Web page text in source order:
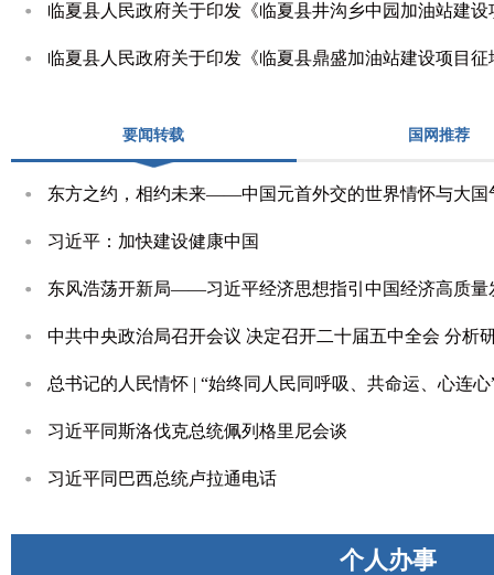
临夏县人民政府关于印发《临夏县井沟乡中园加油站建
临夏县人民政府关于印发《临夏县鼎盛加油站建设项目
要闻转载 国网推荐
东方之约，相约未来——中国元首外交的世界情怀与大国
习近平：加快建设健康中国
东风浩荡开新局——习近平经济思想指引中国经济高质量
中共中央政治局召开会议 决定召开二十届五中全会 分析
总书记的人民情怀 | “始终同人民同呼吸、共命运、心连心
习近平同斯洛伐克总统佩列格里尼会谈
习近平同巴西总统卢拉通电话
个人办事